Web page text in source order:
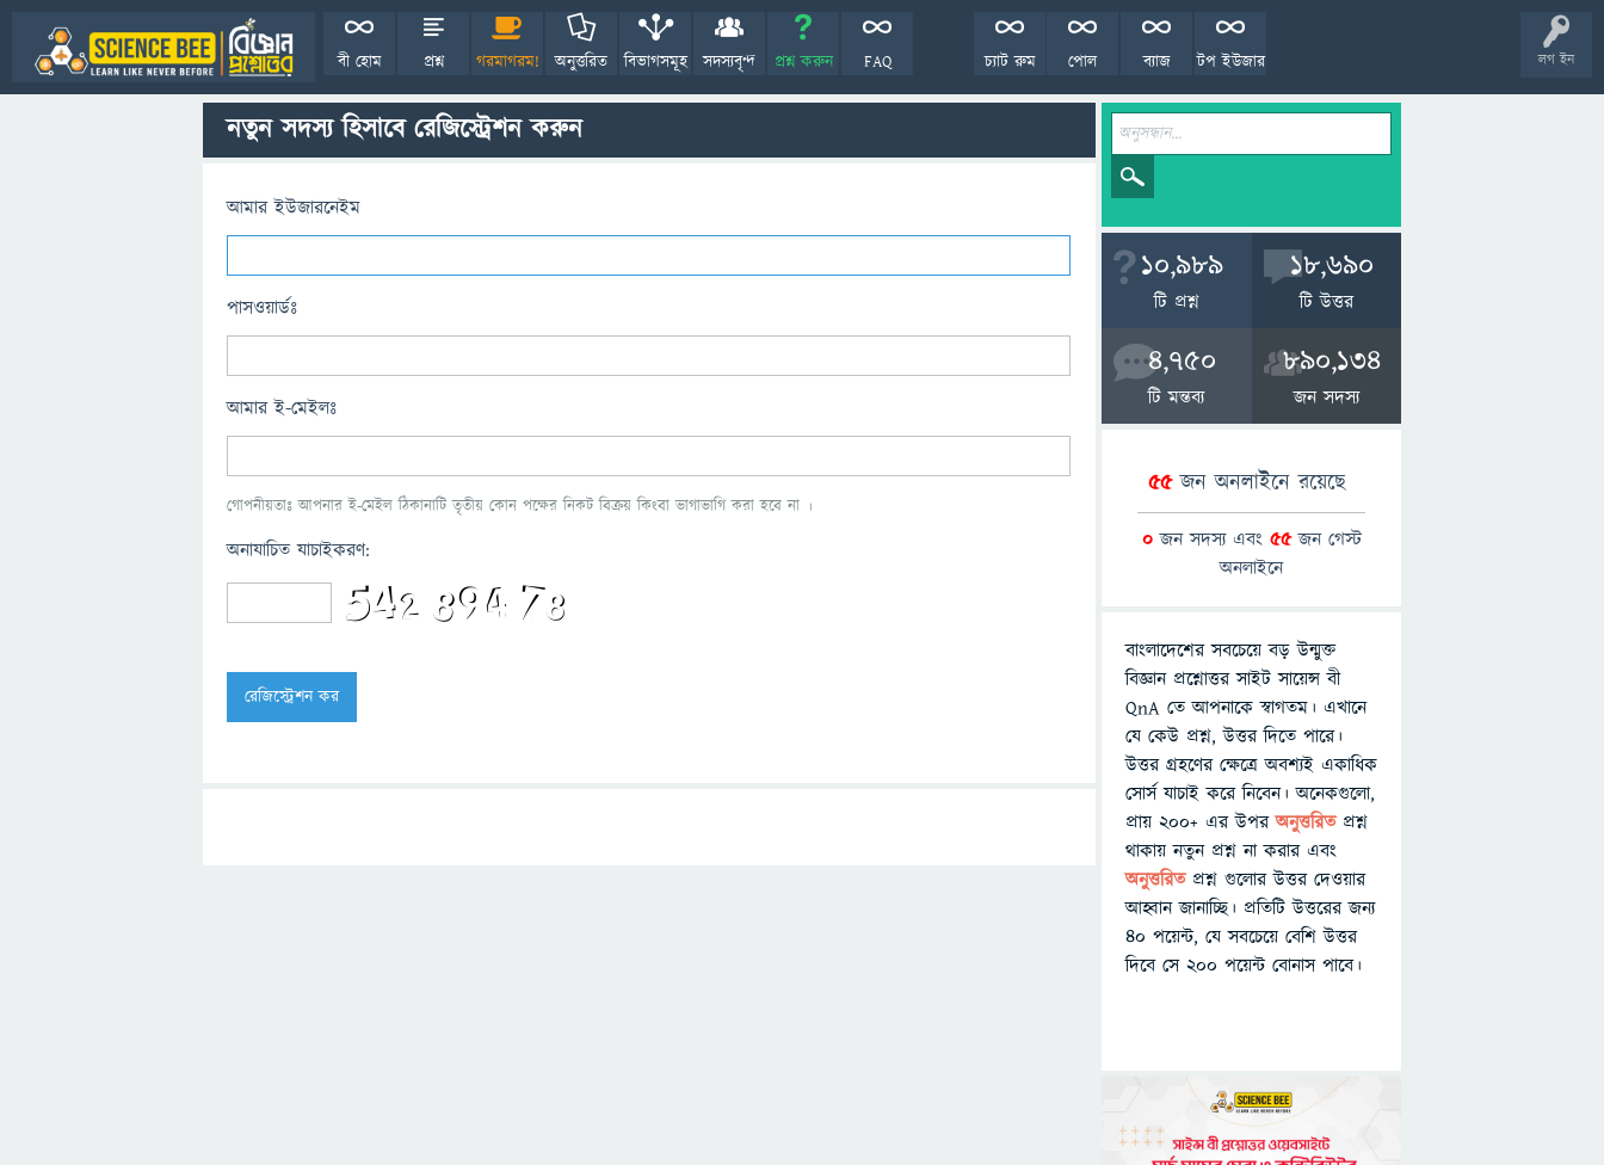
লগ ইন
বী হোম প্রশ্ন গরমাগরম! অনুত্তরিত বিভাগসমূহ সদস্যবৃন্দ প্রশ্ন করুন FAQ টপ ইউজার
ব্যাজ
পোল
চ্যাট রুম
নতুন সদস্য হিসাবে রেজিস্ট্রেশন করুন
আমার ইউজারনেইম
পাসওয়ার্ডঃ
আমার ই-মেইলঃ
গোপনীয়তাঃ আপনার ই-মেইল ঠিকানাটি তৃতীয় কোন পক্ষের নিকট বিক্রয় কিংবা ভাগাভাগি করা হবে না ।
অনাযাচিত যাচাইকরণ:
10,989
টি প্রশ্ন
18,690
টি উত্তর
4,750
টি মন্তব্য
890,134
জন সদস্য
55জন অনলাইনে রয়েছে
0জন সদস্য এবং 55জন গেস্ট
অনলাইনে
বাংলাদেশের সবচেয়ে বড় উন্মুক্ত
বিজ্ঞান প্রশ্নোত্তর সাইট সায়েন্স বী
QnA তে আপনাকে স্বাগতম। এখানে
যে কেউ প্রশ্ন, উত্তর দিতে পারে।
উত্তর গ্রহণের ক্ষেত্রে অবশ্যই একাধিক
সোর্স যাচাই করে নিবেন। অনেকগুলো,
প্রায় ২০০+ এর উপরঅনুত্তরিতপ্রশ্ন
থাকায় নতুন প্রশ্ন না করার এবং
অনুত্তরিত প্রশ্ন গুলোর উত্তর দেওয়ার
আহ্বান জানাচ্ছি। প্রতিটি উত্তরের জন্য
৪০ পয়েন্ট, যে সবচেয়ে বেশি উত্তর
দিবে সে ২০০ পয়েন্ট বোনাস পাবে।